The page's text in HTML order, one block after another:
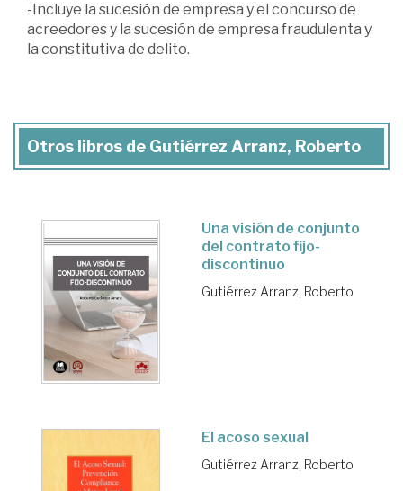
-Incluye la sucesión de empresa y el concurso de
acreedores y la sucesión de empresa fraudulenta y
la constitutiva de delito.
Otros libros de Gutiérrez Arranz, Roberto
Una visión de conjunto
del contrato fijo-
discontinuo
Gutiérrez Arranz, Roberto
El acoso sexual
Gutiérrez Arranz, Roberto